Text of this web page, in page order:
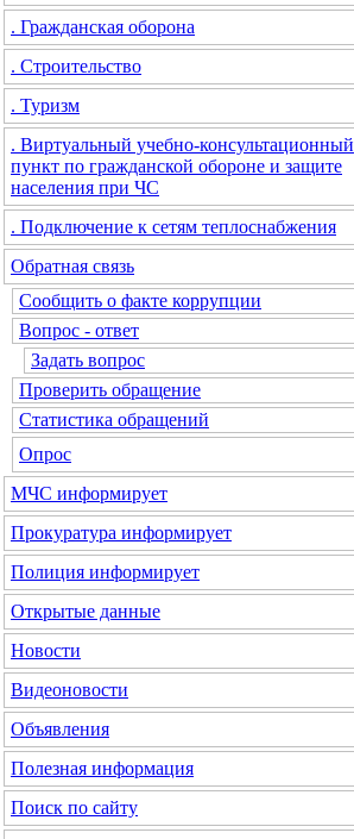
. Гражданская оборона
. Строительство
. Туризм
. Виртуальный учебно-консультационный
пункт по гражданской обороне и защите
населения при ЧС
. Подключение к сетям теплоснабжения
Обратная связь
Сообщить о факте коррупции
Вопрос - ответ
Задать вопрос
Проверить обращение
Статистика обращений
Опрос
МЧС информирует
Прокуратура информирует
Полиция информирует
Открытые данные
Новости
Видеоновости
Объявления
Полезная информация
Поиск по сайту